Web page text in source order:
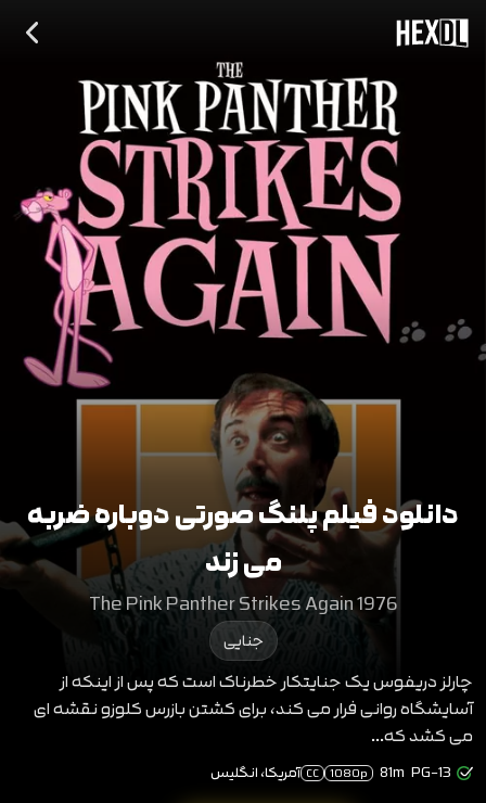
دانلود فیلم پلنگ صورتی دوباره ضربه
می زند
The Pink Panther Strikes Again 1976
جنایی
چارلز دریفوس یک جنایتکار خطرناک است که پس از اینکه از
آسایشگاه روانی فرار می کند، برای کشتن بازرس کلوزو نقشه ای
می کشد که...
PG-13
81m
1080p
CC آمریکا، انگلیس